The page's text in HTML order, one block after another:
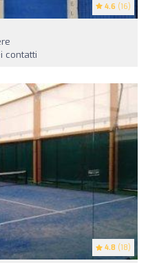
4.6 (16)
contatti
4.8 (18)